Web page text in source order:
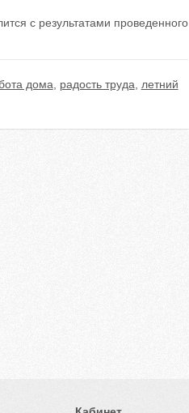
с результатами проведенного
дома радость труда
летний